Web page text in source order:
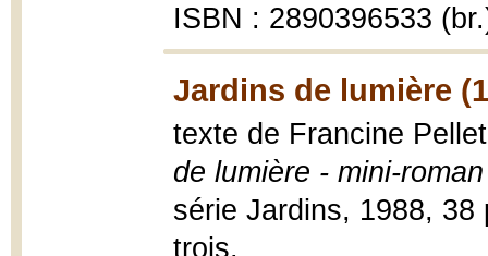
ISBN : 2890396533
Jardins de lumière
texte de Francine
de lumière - mini-
série Jardins, 1988,
trois.